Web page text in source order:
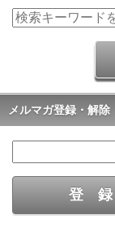
メルマガ登録・解除